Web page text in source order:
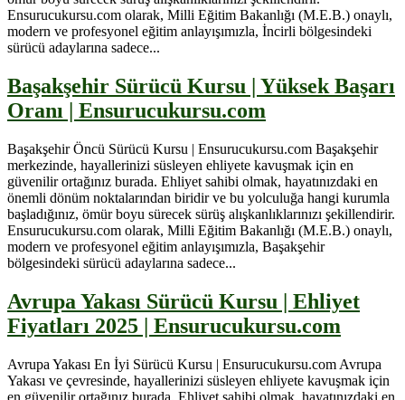
Ensurucukursu.com olarak, Milli Eğitim Bakanlığı (M.E.B.) onaylı,
modern ve profesyonel eğitim anlayışımızla, İncirli bölgesindeki
sürücü adaylarına sadece...
Başakşehir Sürücü Kursu | Yüksek Başarı
Oranı | Ensurucukursu.com
Başakşehir Öncü Sürücü Kursu | Ensurucukursu.com Başakşehir
merkezinde, hayallerinizi süsleyen ehliyete kavuşmak için en
güvenilir ortağınız burada. Ehliyet sahibi olmak, hayatınızdaki en
önemli dönüm noktalarından biridir ve bu yolculuğa hangi kurumla
başladığınız, ömür boyu sürecek sürüş alışkanlıklarınızı şekillendirir.
Ensurucukursu.com olarak, Milli Eğitim Bakanlığı (M.E.B.) onaylı,
modern ve profesyonel eğitim anlayışımızla, Başakşehir
bölgesindeki sürücü adaylarına sadece...
Avrupa Yakası Sürücü Kursu | Ehliyet
Fiyatları 2025 | Ensurucukursu.com
Avrupa Yakası En İyi Sürücü Kursu | Ensurucukursu.com Avrupa
Yakası ve çevresinde, hayallerinizi süsleyen ehliyete kavuşmak için
en güvenilir ortağınız burada. Ehliyet sahibi olmak, hayatınızdaki en